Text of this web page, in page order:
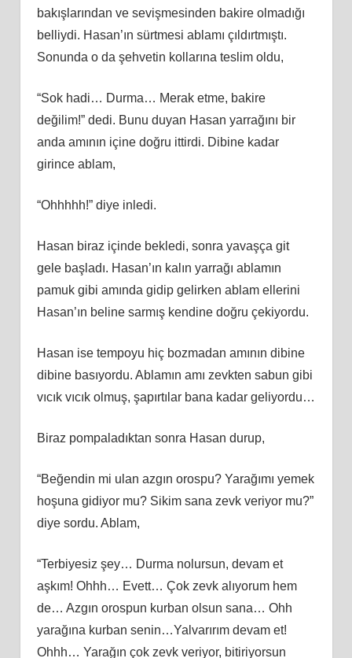
bakışlarından ve sevişmesinden bakire olmadığı
belliydi. Hasan’ın sürtmesi ablamı çıldırtmıştı.
Sonunda o da şehvetin kollarına teslim oldu,
“Sok hadi… Durma… Merak etme, bakire
değilim!” dedi. Bunu duyan Hasan yarrağını bir
anda amının içine doğru ittirdi. Dibine kadar
girince ablam,
“Ohhhhh!” diye inledi.
Hasan biraz içinde bekledi, sonra yavaşça git
gele başladı. Hasan’ın kalın yarrağı ablamın
pamuk gibi amında gidip gelirken ablam ellerini
Hasan’ın beline sarmış kendine doğru çekiyordu.
Hasan ise tempoyu hiç bozmadan amının dibine
dibine basıyordu. Ablamın amı zevkten sabun gibi
vıcık vıcık olmuş, şapırtılar bana kadar geliyordu…
Biraz pompaladıktan sonra Hasan durup,
“Beğendin mi ulan azgın orospu? Yarağımı yemek
hoşuna gidiyor mu? Sikim sana zevk veriyor mu?”
diye sordu. Ablam,
“Terbiyesiz şey… Durma nolursun, devam et
aşkım! Ohhh… Evett… Çok zevk alıyorum hem
de… Azgın orospun kurban olsun sana… Ohh
yarağına kurban senin…Yalvarırım devam et!
Ohhh… Yarağın çok zevk veriyor, bitiriyorsun